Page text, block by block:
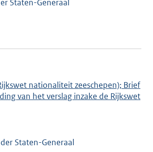
Staten-Generaal
nationaliteit zeeschepen); Brief
van het verslag inzake de Rijkswet
Staten-Generaal